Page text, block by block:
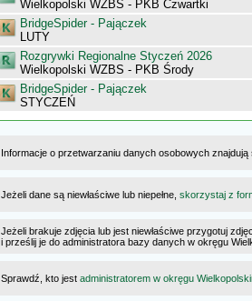
Wielkopolski WZBS - PKB Czwartki
BridgeSpider - Pajączek
LUTY
Rozgrywki Regionalne Styczeń 2026
Wielkopolski WZBS - PKB Środy
BridgeSpider - Pajączek
STYCZEŃ
Informacje o przetwarzaniu danych osobowych
Jeżeli dane są niewłaściwe lub niepełne, skorzystaj z
Jeżeli brakuje zdjęcia lub jest niewłaściwe przygotuj
i prześlij je do administratora bazy danych w okręgu
Sprawdź, kto jest administratorem w okręgu